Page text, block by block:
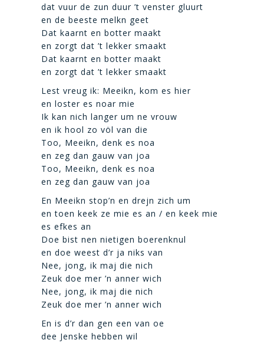
dat vuur de zun duur ’t venster gluurt
en de beeste melkn geet
Dat kaarnt en botter maakt
en zorgt dat ’t lekker smaakt
Dat kaarnt en botter maakt
en zorgt dat ’t lekker smaakt
Lest vreug ik: Meeikn, kom es hier
en loster es noar mie
Ik kan nich langer um ne vrouw
en ik hool zo völ van die
Too, Meeikn, denk es noa
en zeg dan gauw van joa
Too, Meeikn, denk es noa
en zeg dan gauw van joa
En Meeikn stop’n en drejn zich um
en toen keek ze mie es an / en keek mie
es efkes an
Doe bist nen nietigen boerenknul
en doe weest d’r ja niks van
Nee, jong, ik maj die nich
Zeuk doe mer ’n anner wich
Nee, jong, ik maj die nich
Zeuk doe mer ’n anner wich
En is d’r dan gen een van oe
dee Jenske hebben wil